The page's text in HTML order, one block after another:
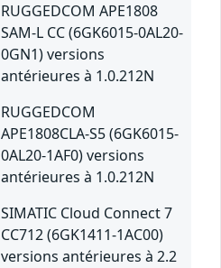
RUGGEDCOM APE1808
SAM-L CC (6GK6015-0AL20-
0GN1) versions
antérieures à 1.0.212N
RUGGEDCOM
APE1808CLA-S5 (6GK6015-
0AL20-1AF0) versions
antérieures à 1.0.212N
SIMATIC Cloud Connect 7
CC712 (6GK1411-1AC00)
versions antérieures à 2.2